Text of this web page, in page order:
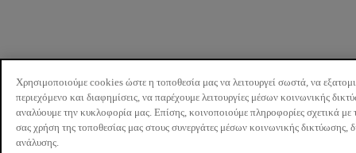
Χρησιμοποιούμε cookies ώστε η τοποθεσία μας να λειτουργεί σωστά, να
περιεχόμενο και διαφημίσεις, να παρέχουμε λειτουργίες μέσων κοινωνικής
αναλύουμε την κυκλοφορία μας. Επίσης, κοινοποιούμε πληροφορίες σχετικά με
σας χρήση της τοποθεσίας μας στους συνεργάτες μέσων κοινωνικής δικτύωσης,
ανάλυσης.